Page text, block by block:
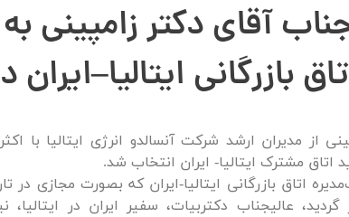
آقای دکتر زامپینی
بازرگانی ایتالیا–ایران
از مدیران ارشد شرکت آنسالدو انرژی ایتالیا با
اتاق مشترک ایتالیا- ایران انتخاب شد.
برگزار گردید، عالیجناب دکتربیات، سفیر ایران در